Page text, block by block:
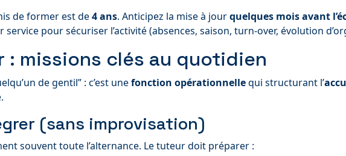
de former est de4 ans. Anticipez la mise à jourquelques mois avant
service pour sécuriser l’activité (absences, saison, turn-over, évolution
: missions clés au quotidien
de gentil” : c’est unefonction opérationnellequi structurant l’
(sans improvisation)
souvent toute l’alternance. Le tuteur doit préparer :